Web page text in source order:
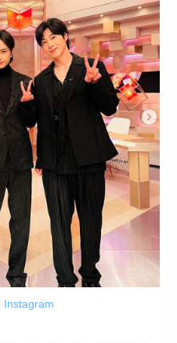
Instagram